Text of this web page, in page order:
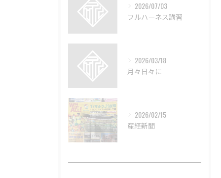
2026/07/03
フルハーネス講習
2026/03/18
月々日々に
2026/02/15
産経新聞